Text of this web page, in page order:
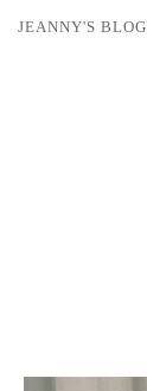
JEANNY'S BLOG